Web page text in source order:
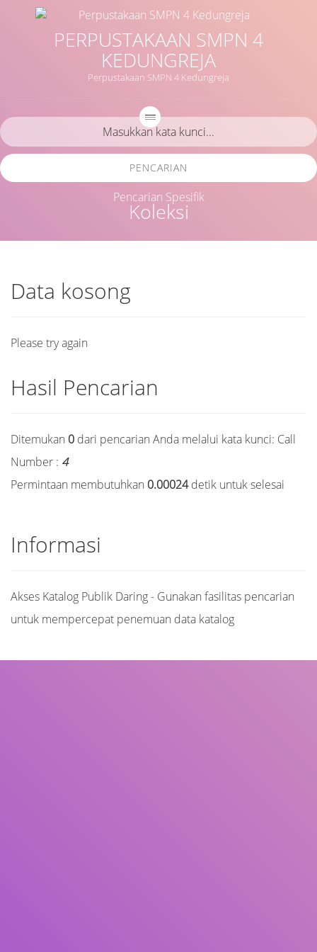
PERPUSTAKAAN SMPN 4
KEDUNGREJA
Perpustakaan SMPN 4 Kedungreja
Koleksi
PENCARIAN
Pencarian Spesifik
Data kosong
Please try again
Hasil Pencarian
Ditemukan 0 dari pencarian Anda melalui kata kunci: Call
Number : 4
Permintaan membutuhkan 0.00024detik untuk selesai
Informasi
Akses Katalog Publik Daring - Gunakan fasilitas pencarian
untuk mempercepat penemuan data katalog